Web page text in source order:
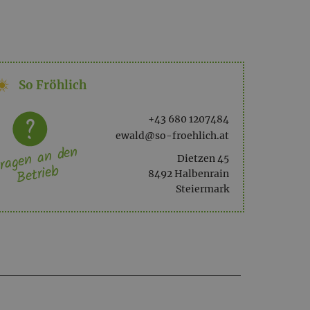
und glasig werden lassen. Mit
immer wieder umrühren. Nach ca. 15 Minuten
und noch 5 Minuten ziehen lassen.
So Fröhlich
‭+43 680 1207484‬
ewald@so-froehlich.at
Dietzen 45
8492 Halbenrain
Steiermark
an den
Betrieb